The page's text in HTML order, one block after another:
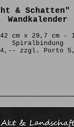
& Schatten"
Wandkalender
cm x 29,7 cm -
Spiralbindung
14,-- zzgl. Porto